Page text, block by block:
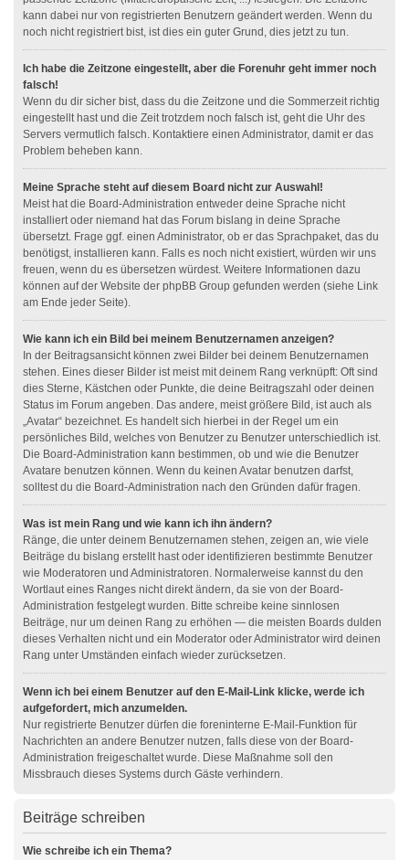
kann dabei nur von registrierten Benutzern geändert werden. Wenn du
noch nicht registriert bist, ist dies ein guter Grund, dies jetzt zu tun.
Ich habe die Zeitzone eingestellt, aber die Forenuhr geht immer noch
falsch!
Wenn du dir sicher bist, dass du die Zeitzone und die Sommerzeit richtig
eingestellt hast und die Zeit trotzdem noch falsch ist, geht die Uhr des
Servers vermutlich falsch. Kontaktiere einen Administrator, damit er das
Problem beheben kann.
Meine Sprache steht auf diesem Board nicht zur Auswahl!
Meist hat die Board-Administration entweder deine Sprache nicht
installiert oder niemand hat das Forum bislang in deine Sprache
übersetzt. Frage ggf. einen Administrator, ob er das Sprachpaket, das du
benötigst, installieren kann. Falls es noch nicht existiert, würden wir uns
freuen, wenn du es übersetzen würdest. Weitere Informationen dazu
können auf der Website der phpBB Group gefunden werden (siehe Link
am Ende jeder Seite).
Wie kann ich ein Bild bei meinem Benutzernamen anzeigen?
In der Beitragsansicht können zwei Bilder bei deinem Benutzernamen
stehen. Eines dieser Bilder ist meist mit deinem Rang verknüpft: Oft sind
dies Sterne, Kästchen oder Punkte, die deine Beitragszahl oder deinen
Status im Forum angeben. Das andere, meist größere Bild, ist auch als
„Avatar“ bezeichnet. Es handelt sich hierbei in der Regel um ein
persönliches Bild, welches von Benutzer zu Benutzer unterschiedlich ist.
Die Board-Administration kann bestimmen, ob und wie die Benutzer
Avatare benutzen können. Wenn du keinen Avatar benutzen darfst,
solltest du die Board-Administration nach den Gründen dafür fragen.
Was ist mein Rang und wie kann ich ihn ändern?
Ränge, die unter deinem Benutzernamen stehen, zeigen an, wie viele
Beiträge du bislang erstellt hast oder identifizieren bestimmte Benutzer
wie Moderatoren und Administratoren. Normalerweise kannst du den
Wortlaut eines Ranges nicht direkt ändern, da sie von der Board-
Administration festgelegt wurden. Bitte schreibe keine sinnlosen
Beiträge, nur um deinen Rang zu erhöhen — die meisten Boards dulden
dieses Verhalten nicht und ein Moderator oder Administrator wird deinen
Rang unter Umständen einfach wieder zurücksetzen.
Wenn ich bei einem Benutzer auf den E-Mail-Link klicke, werde ich
aufgefordert, mich anzumelden.
Nur registrierte Benutzer dürfen die foreninterne E-Mail-Funktion für
Nachrichten an andere Benutzer nutzen, falls diese von der Board-
Administration freigeschaltet wurde. Diese Maßnahme soll den
Missbrauch dieses Systems durch Gäste verhindern.
Beiträge schreiben
Wie schreibe ich ein Thema?